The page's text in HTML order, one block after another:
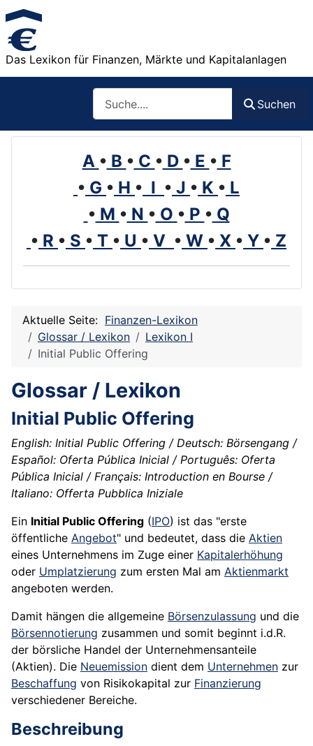
Das Lexikon für Finanzen, Märkte und Kapitalanlagen
Suchen
A • B • C • D • E • F
• G • H • I • J • K • L
• M • N • O • P • Q
• R • S • T • U • V • W • X • Y • Z
Aktuelle Seite: Finanzen-Lexikon
Glossar / Lexikon
Lexikon I
Initial Public Offering
Glossar / Lexikon
Initial Public Offering
English: Initial Public Offering / Deutsch: Börsengang /
Español: Oferta Pública Inicial / Português: Oferta
Pública Inicial / Français: Introduction en Bourse /
Italiano: Offerta Pubblica Iniziale
Ein Initial Public Offering (IPO) ist das "erste
öffentliche Angebot" und bedeutet, dass die Aktien
eines Unternehmens im Zuge einer Kapitalerhöhung
oder Umplatzierung zum ersten Mal am Aktienmarkt
angeboten werden.
Damit hängen die allgemeine Börsenzulassung und die
Börsennotierung zusammen und somit beginnt i.d.R.
der börsliche Handel der Unternehmensanteile
(Aktien). Die Neuemission dient dem Unternehmen zur
Beschaffung von Risikokapital zur Finanzierung
verschiedener Bereiche.
Beschreibung